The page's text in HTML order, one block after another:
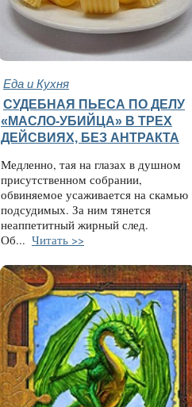
Еда и Кухня
СУДЕБНАЯ ПЬЕСА ПО ДЕЛУ
«МАСЛО-УБИЙЦА» В ТРЕХ
ДЕЙСВИЯХ, БЕЗ АНТРАКТА
Медленно, тая на глазах в душном
присутственном собрании,
обвиняемое усаживается на скамью
подсудимых. За ним тянется
неаппетитный жирный след.
Об... Читать >>